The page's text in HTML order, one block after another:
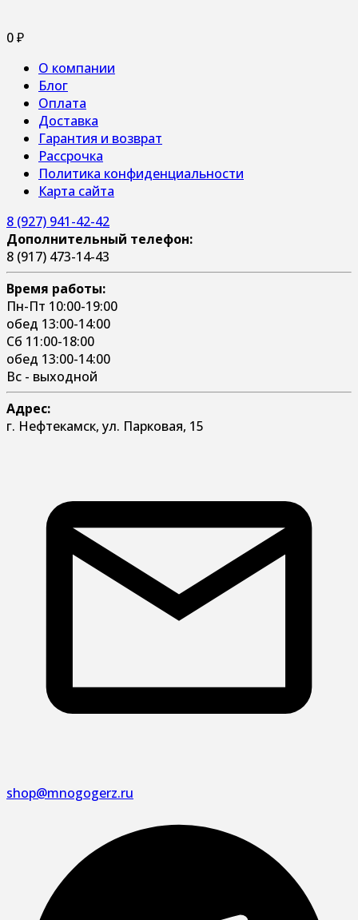
0₽
О компании
Блог
Оплата
Доставка
Гарантия и возврат
Рассрочка
Политика конфиденциальности
Карта сайта
8 (927) 941-42-42
Дополнительный телефон:
8 (917) 473-14-43
Время работы:
Пн-Пт 10:00-19:00
обед 13:00-14:00
Сб 11:00-18:00
обед 13:00-14:00
Вс - выходной
Адрес:
г. Нефтекамск, ул. Парковая, 15
shop@mnogogerz.ru